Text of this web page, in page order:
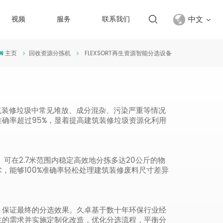
视频 服务 联系我们 中文
русский
العربية
主页 回收资源分拣机 FLEXSORT再生资源智能分选设备
修垃圾中常见堆放、成分混杂、污染严重等情况
率超过95%，显着提高建筑装修垃圾资源化利用
在2.7米范围内稳定高效地分拣多达20公斤的物
能够100%准确率轻松处理建筑装修废料尺寸差异
证最终的分选效果。久卓基于数十年环保行业经
需求并实施定制化改造，优化分选流程，平衡分